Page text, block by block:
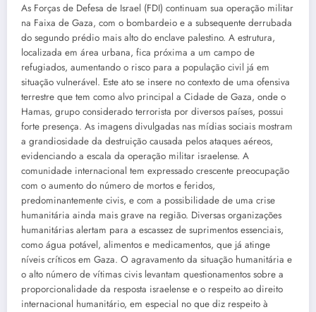
As Forças de Defesa de Israel (FDI) continuam sua operação militar
na Faixa de Gaza, com o bombardeio e a subsequente derrubada
do segundo prédio mais alto do enclave palestino. A estrutura,
localizada em área urbana, fica próxima a um campo de
refugiados, aumentando o risco para a população civil já em
situação vulnerável. Este ato se insere no contexto de uma ofensiva
terrestre que tem como alvo principal a Cidade de Gaza, onde o
Hamas, grupo considerado terrorista por diversos países, possui
forte presença. As imagens divulgadas nas mídias sociais mostram
a grandiosidade da destruição causada pelos ataques aéreos,
evidenciando a escala da operação militar israelense. A
comunidade internacional tem expressado crescente preocupação
com o aumento do número de mortos e feridos,
predominantemente civis, e com a possibilidade de uma crise
humanitária ainda mais grave na região. Diversas organizações
humanitárias alertam para a escassez de suprimentos essenciais,
como água potável, alimentos e medicamentos, que já atinge
níveis críticos em Gaza. O agravamento da situação humanitária e
o alto número de vítimas civis levantam questionamentos sobre a
proporcionalidade da resposta israelense e o respeito ao direito
internacional humanitário, em especial no que diz respeito à